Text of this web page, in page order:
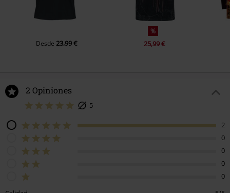
Desde 23,99 €
%
25,99 €
2 Opiniones
5
2
0
0
0
0